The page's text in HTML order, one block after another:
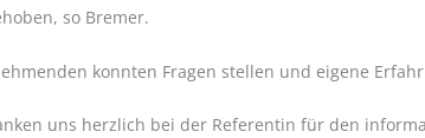
so Bremer.
konnten Fragen stellen und eigene
uns herzlich bei der Referentin für den